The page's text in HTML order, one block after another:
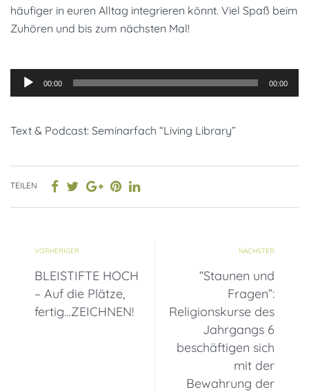
häufiger in euren Alltag integrieren könnt. Viel Spaß beim
Zuhören und bis zum nächsten Mal!
Audio-
Player
00:00 00:00
Text & Podcast: Seminarfach “Living Library”
TEILEN
VORHERIGER
BLEISTIFTE HOCH
– Auf die Plätze,
fertig…ZEICHNEN!
NÄCHSTER
“Staunen und
Fragen”:
Religionskurse des
Jahrgangs 6
beschäftigen sich
mit der
Bewahrung der